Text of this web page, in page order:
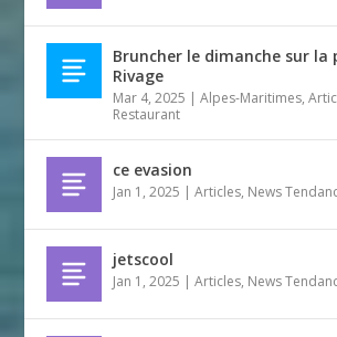
Bruncher le dimanche sur la
Rivage
Mar 4, 2025 |Alpes-Maritimes,
Restaurant
ce evasion
Jan 1, 2025 |Articles, News
jetscool
Jan 1, 2025 |Articles, News